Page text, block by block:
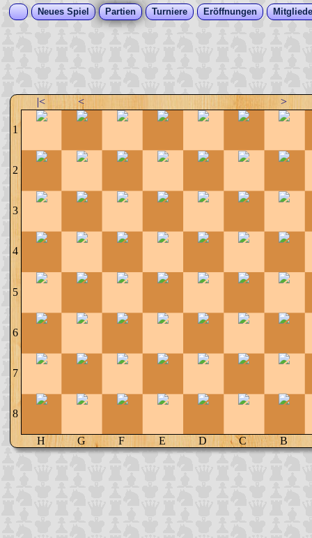
Neues Spiel Partien Turniere Eröffnungen
|< < >
1
2
3
4
5
6
7
8
H G F E D C B